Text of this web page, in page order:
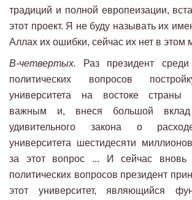
традиций и полной европеизации,
этот проект. Я не буду называть их
Аллах их ошибки, сейчас их нет в этом
В-четвертых.
Раз президент
политических вопросов
университета на востоке
важным и, внеся большой
удивительного закона о
университета шестидесяти
за этот вопрос ... И сейчас вновь
политических вопросов президент
этот университет, являющийся